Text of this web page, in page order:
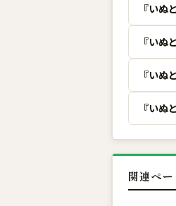
『いぬ
『いぬ
『い
『いぬ
関連ペー